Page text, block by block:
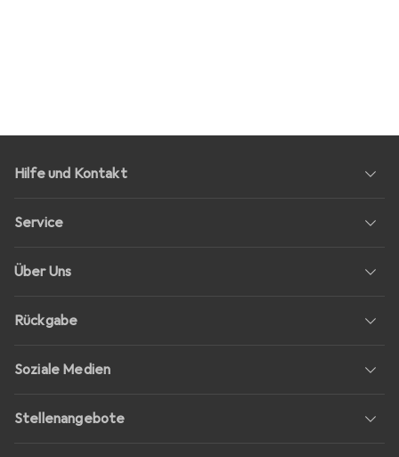
Hilfe und Kontakt
Service
Über Uns
Rückgabe
Soziale Medien
Stellenangebote